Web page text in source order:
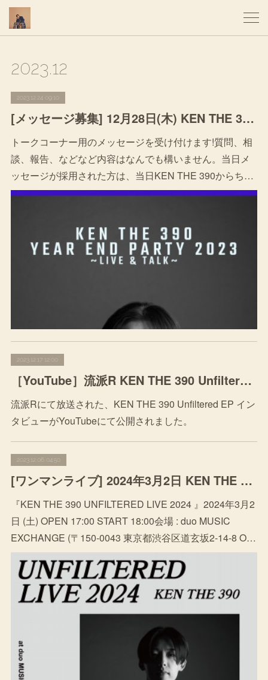
2023.12
2023.12.24 09:10
[メッセージ募集] 12月28日(木) KEN THE 390 YEAR END PARTY〜LIVE＆TALK〜
トークコーナー用のメッセージを受け付けます!質問、相
談、報告、などなど内容はなんでも構いません。当日メ
ッセージが採用された方は、当日KEN THE 390からち…
2023.12.17 12:00
［YouTube］流派R KEN THE 390 Unfiltered EP インタビュー
流派Rにて放送された、KEN THE 390 Unfiltered EP イン
タビューがYouTubeにて公開されました。
2023.12.06 04:50
[ワンマンライブ] 2024年3月2日 KEN THE 390 UNFILTERED LIVE 2024 at duo MUSIC EXCHANGE
『KEN THE 390 UNFILTERED LIVE 2024 』2024年3月2
日 (土) OPEN 17:00 START 18:00会場 : duo MUSIC
EXCHANGE (〒150-0043 東京都渋谷区道玄坂2-14-8 O…